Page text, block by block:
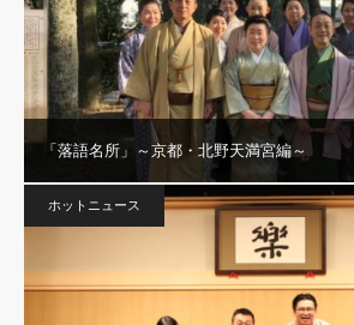
「落語名所」～京都・北野天満宮編～
ホットニュース